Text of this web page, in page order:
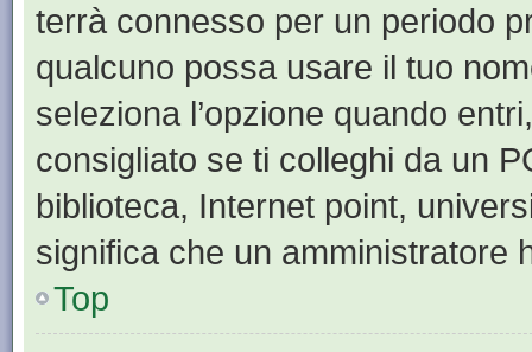
terrà connesso per un periodo
qualcuno possa usare il tuo
seleziona l’opzione quando
consigliato se ti colleghi da un
biblioteca, Internet point,
significa che un amministratore
Top